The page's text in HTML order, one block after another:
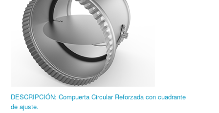
DESCRIPCIÓN: Compuerta Circular Reforzada con cuadrante
de ajuste.